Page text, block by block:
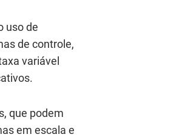
uso de
de controle,
variável
que podem
em escala e